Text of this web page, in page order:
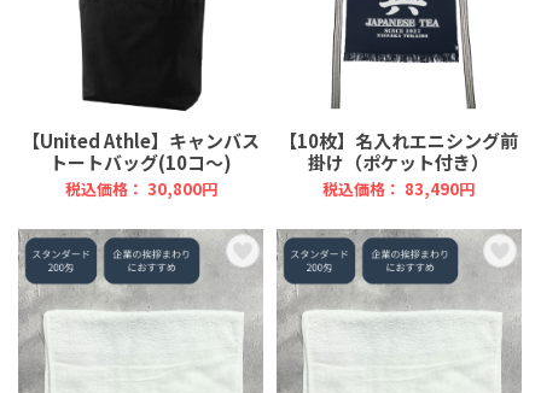
【United Athle】キャンバス
トートバッグ(10コ～)
税込価格： 30,800円
【10枚】名入れエニシング前
掛け（ポケット付き）
税込価格： 83,490円